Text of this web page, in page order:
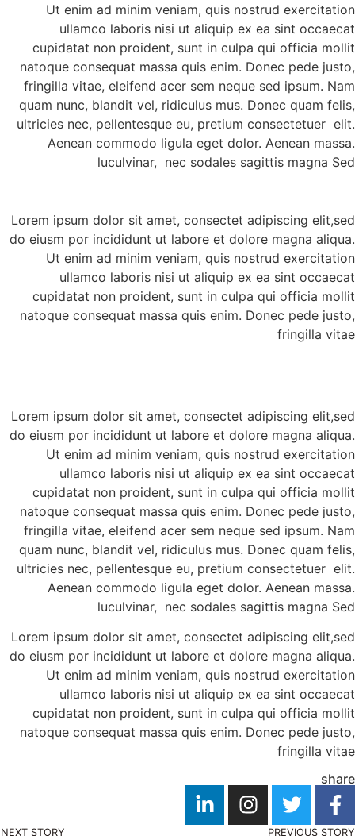
Ut
quam
Lorem
do
Ut
Lorem
do
Ut
quam
Lorem
do
Ut
NEXT STORY